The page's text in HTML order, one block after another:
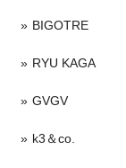
BIGOTRE
RYU KAGA
GVGV
k3＆co.